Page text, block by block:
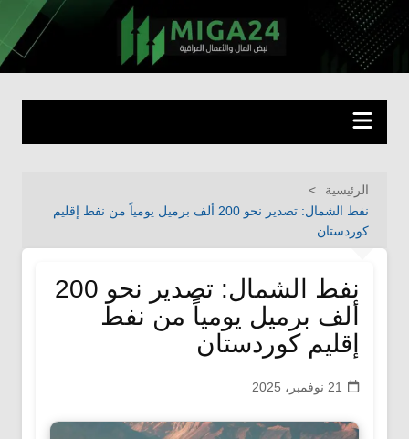
التجاوز
إلى
المحتوى
miga24.com نبض المال والأعمال العراقية
الرئيسية
نفط الشمال: تصدير نحو 200 ألف برميل يومياً من نفط إقليم
كوردستان
نفط الشمال: تصدير نحو 200
ألف برميل يومياً من نفط
إقليم كوردستان
21 نوفمبر، 2025